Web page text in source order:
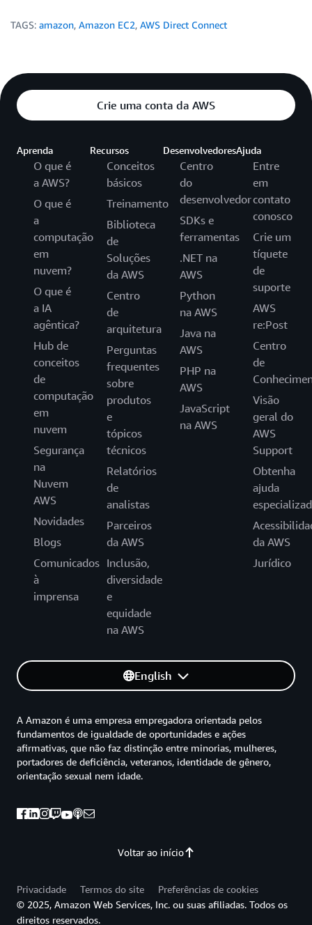
TAGS: amazon, Amazon EC2, AWS Direct Connect
Crie uma conta da AWS
Aprenda
O que é
a AWS?
O que é
a
computação
em
nuvem?
O que é
a IA
agêntica?
Hub de
conceitos
de
computação
em
nuvem
Segurança
na
Nuvem
AWS
Novidades
Blogs
Comunicados
à
imprensa
Recursos
Conceitos
básicos
Treinamento
Biblioteca
de
Soluções
da AWS
Centro
de
arquitetura
Perguntas
frequentes
sobre
produtos
e
tópicos
técnicos
Relatórios
de
analistas
Parceiros
da AWS
Inclusão,
diversidade
e
equidade
na AWS
Desenvolvedores
Centro
do
desenvolvedor
SDKs e
ferramentas
.NET na
AWS
Python
na AWS
Java na
AWS
PHP na
AWS
JavaScript
na AWS
Ajuda
Entre
em
contato
conosco
Crie um
tíquete
de
suporte
AWS
re:Post
Centro
de
Visão
geral do
AWS
Support
Obtenha
ajuda
da AWS
Jurídico
English
Voltar ao início
A Amazon é uma empresa empregadora orientada pelos
fundamentos de igualdade de oportunidades e ações
afirmativas, que não faz distinção entre minorias, mulheres,
portadores de deficiência, veteranos, identidade de gênero,
orientação sexual nem idade.
Privacidade Termos do site
Preferências de cookies
© 2025, Amazon Web Services, Inc. ou suas afiliadas. Todos os
direitos reservados.